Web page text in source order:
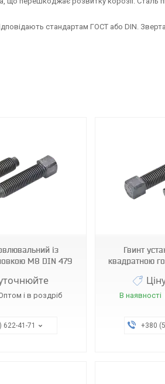
стандартам ГОСТ або DIN.
із
М8 DIN 479
і в роздріб
622-41-71
Гвинт
квадратною
В наявності
+380